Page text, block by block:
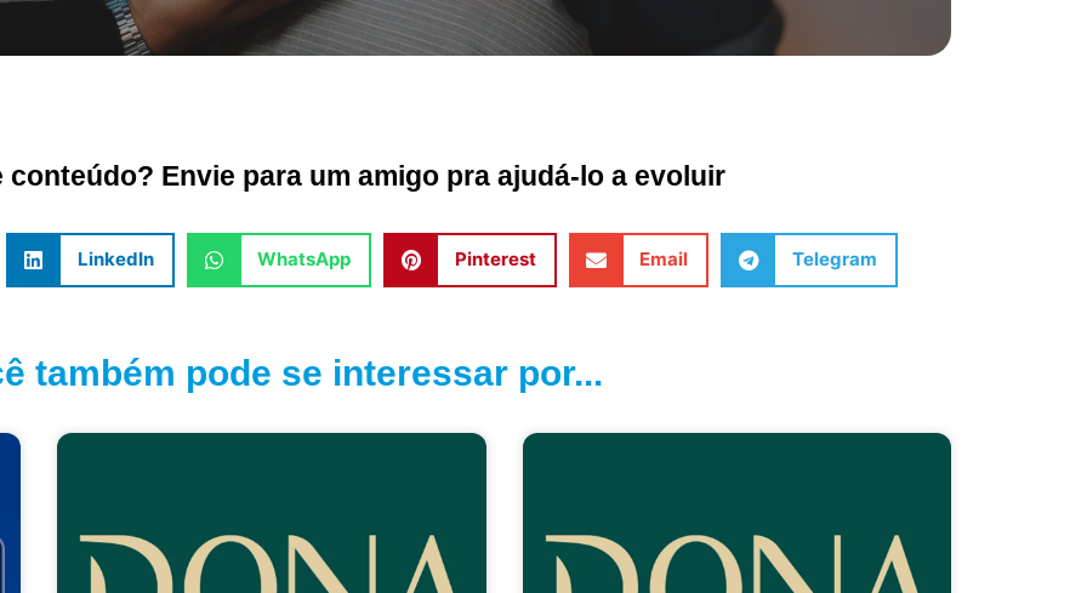
conteúdo? Envie para um amigo pra ajudá-lo a evoluir
LinkedIn WhatsApp Pinterest Email Telegram
também pode se interessar por...